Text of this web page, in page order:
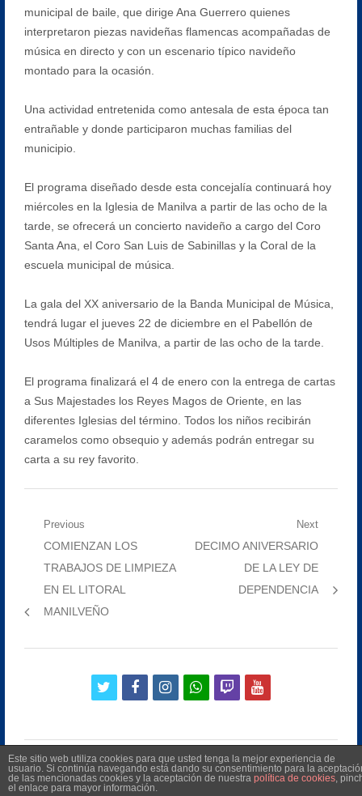
municipal de baile, que dirige Ana Guerrero quienes
interpretaron piezas navideñas flamencas acompañadas de
música en directo y con un escenario típico navideño
montado para la ocasión.
Una actividad entretenida como antesala de esta época tan
entrañable y donde participaron muchas familias del
municipio.
El programa diseñado desde esta concejalía continuará hoy
miércoles en la Iglesia de Manilva a partir de las ocho de la
tarde, se ofrecerá un concierto navideño a cargo del Coro
Santa Ana, el Coro San Luis de Sabinillas y la Coral de la
escuela municipal de música.
La gala del XX aniversario de la Banda Municipal de Música,
tendrá lugar el jueves 22 de diciembre en el Pabellón de
Usos Múltiples de Manilva, a partir de las ocho de la tarde.
El programa finalizará el 4 de enero con la entrega de cartas
a Sus Majestades los Reyes Magos de Oriente, en las
diferentes Iglesias del término. Todos los niños recibirán
caramelos como obsequio y además podrán entregar su
carta a su rey favorito.
Navegación
entradas
Previous
Previous
post:
COMIENZAN LOS
TRABAJOS DE LIMPIEZA
EN EL LITORAL
MANILVEÑO
Next
Next
DECIMO ANIVERSARIO
DE LA LEY DE
DEPENDENCIA
twitterfacebookinstagramwhatsapp
twitchyoutube
©2026 Radio Televisión Municipal de Manilva
Este sitio web utiliza cookies para que usted tenga la mejor experiencia de
usuario. Si continúa navegando está dando su consentimiento para la
de las mencionadas cookies y la aceptación de nuestra política de cookies,
el enlace para mayor información.